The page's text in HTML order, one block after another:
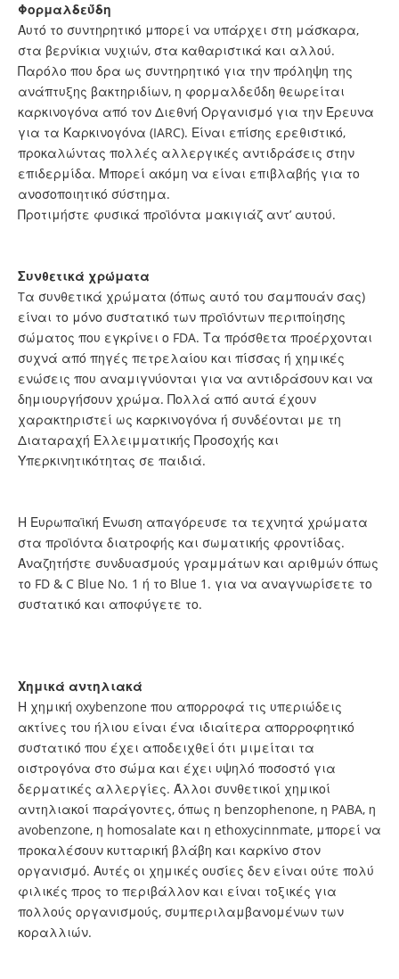
Φορμαλδεΰδη
Αυτό το συντηρητικό μπορεί να υπάρχει στη μάσκαρα,
στα βερνίκια νυχιών, στα καθαριστικά και αλλού.
Παρόλο που δρα ως συντηρητικό για την πρόληψη της
ανάπτυξης βακτηριδίων, η φορμαλδεΰδη θεωρείται
καρκινογόνα από τον Διεθνή Οργανισμό για την Έρευνα
για τα Καρκινογόνα (IARC). Είναι επίσης ερεθιστικό,
προκαλώντας πολλές αλλεργικές αντιδράσεις στην
επιδερμίδα. Μπορεί ακόμη να είναι επιβλαβής για το
ανοσοποιητικό σύστημα.
Προτιμήστε φυσικά προϊόντα μακιγιάζ αντ’ αυτού.
Συνθετικά χρώματα
Tα συνθετικά χρώματα (όπως αυτό του σαμπουάν σας)
είναι το μόνο συστατικό των προϊόντων περιποίησης
σώματος που εγκρίνει ο FDA. Τα πρόσθετα προέρχονται
συχνά από πηγές πετρελαίου και πίσσας ή χημικές
ενώσεις που αναμιγνύονται για να αντιδράσουν και να
δημιουργήσουν χρώμα. Πολλά από αυτά έχουν
χαρακτηριστεί ως καρκινογόνα ή συνδέονται με τη
Διαταραχή Ελλειμματικής Προσοχής και
Υπερκινητικότητας σε παιδιά.
Η Ευρωπαϊκή Ένωση απαγόρευσε τα τεχνητά χρώματα
στα προϊόντα διατροφής και σωματικής φροντίδας.
Αναζητήστε συνδυασμούς γραμμάτων και αριθμών όπως
το FD & C Blue No. 1 ή το Blue 1. για να αναγνωρίσετε το
συστατικό και αποφύγετε το.
Χημικά αντηλιακά
Η χημική oxybenzone που απορροφά τις υπεριώδεις
ακτίνες του ήλιου είναι ένα ιδιαίτερα απορροφητικό
συστατικό που έχει αποδειχθεί ότι μιμείται τα
οιστρογόνα στο σώμα και έχει υψηλό ποσοστό για
δερματικές αλλεργίες. Άλλοι συνθετικοί χημικοί
αντηλιακοί παράγοντες, όπως η benzophenone, η PABA, η
avobenzone, η homosalate και η ethoxycinnmate, μπορεί να
προκαλέσουν κυτταρική βλάβη και καρκίνο στον
οργανισμό. Αυτές οι χημικές ουσίες δεν είναι ούτε πολύ
φιλικές προς το περιβάλλον και είναι τοξικές για
πολλούς οργανισμούς, συμπεριλαμβανομένων των
κοραλλιών.